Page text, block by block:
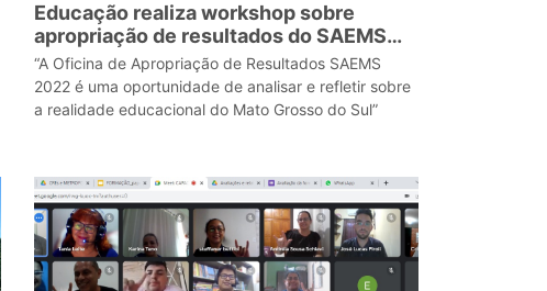
Educação realiza workshop sobre
apropriação de resultados do SAEMS
2022
“A Oficina de Apropriação de Resultados SAEMS
2022 é uma oportunidade de analisar e refletir sobre
a realidade educacional do Mato Grosso do Sul”